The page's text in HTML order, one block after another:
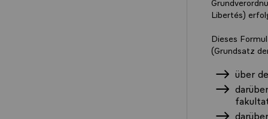
Libertés)
Dieses
(Grundsatz
über